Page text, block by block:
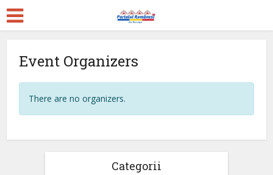
Event Organizers
There are no organizers.
Categorii